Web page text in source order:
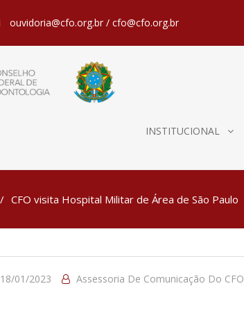
ouvidoria@cfo.org.br / cfo@cfo.org.br
INSTITUCIONAL
CFO visita Hospital Militar de Área de São Paulo
18/01/2023 Assessoria De Comunicação Do CFO